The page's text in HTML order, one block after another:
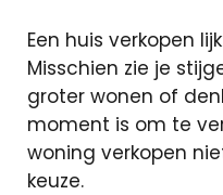
Een huis verkopen
Misschien zie je
groter wonen of
moment is om te
woning verkopen
keuze.